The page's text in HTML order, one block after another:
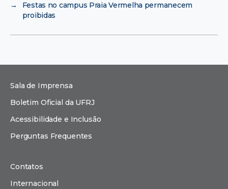
→
Festas no campus Praia Vermelha permanecem
proibidas
Sala de Imprensa
Boletim Oficial da UFRJ
Acessibilidade e Inclusão
Perguntas Frequentes
Contatos
Internacional